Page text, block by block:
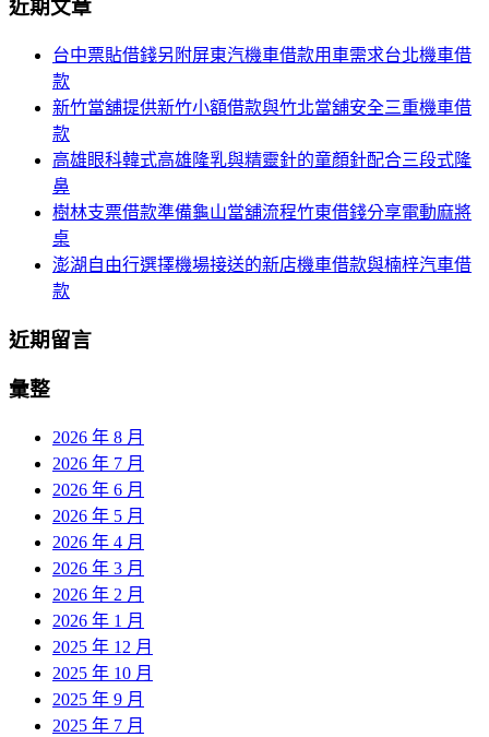
航
關
近期文章
台中票貼借錢另附屏東汽機車借款用車需求台北機車借
款
新竹當舖提供新竹小額借款與竹北當舖安全三重機車借
款
高雄眼科韓式高雄隆乳與精靈針的童顏針配合三段式隆
鼻
樹林支票借款準備龜山當舖流程竹東借錢分享電動麻將
桌
澎湖自由行選擇機場接送的新店機車借款與楠梓汽車借
款
近期留言
彙整
2026 年 8 月
2026 年 7 月
2026 年 6 月
2026 年 5 月
2026 年 4 月
2026 年 3 月
2026 年 2 月
2026 年 1 月
2025 年 12 月
2025 年 10 月
2025 年 9 月
2025 年 7 月